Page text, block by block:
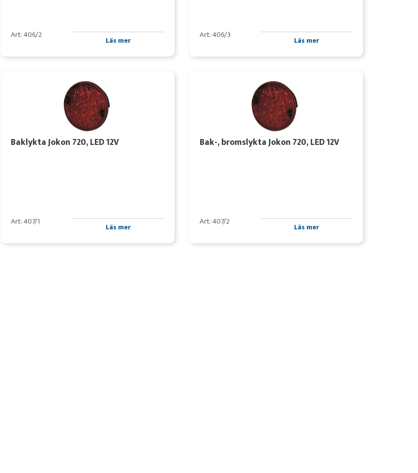
Art: 406/2 Läs mer Art: 406/3 Läs mer
Baklykta Jokon 720, LED 12V
Art: 407/1 Läs mer
Bak-, bromslykta Jokon 720, LED 12V
Art: 407/2 Läs mer